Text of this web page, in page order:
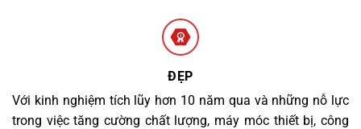
ĐẸP
Với kinh nghiệm tích lũy hơn 10 năm qua và những nỗ lực
trong việc tăng cường chất lượng, máy móc thiết bị, công